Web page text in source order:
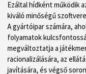
Ezáltal hídként működik
kiváló minőségű
A gyártóipar számára,
folyamatok
megváltoztatja a
racionalizálására, az
javítására, és végső